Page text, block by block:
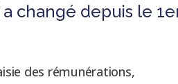
changé depuis le
des rémunérations,